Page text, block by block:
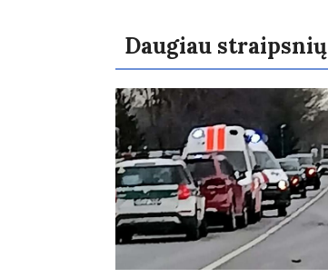
Daugiau straipsnių